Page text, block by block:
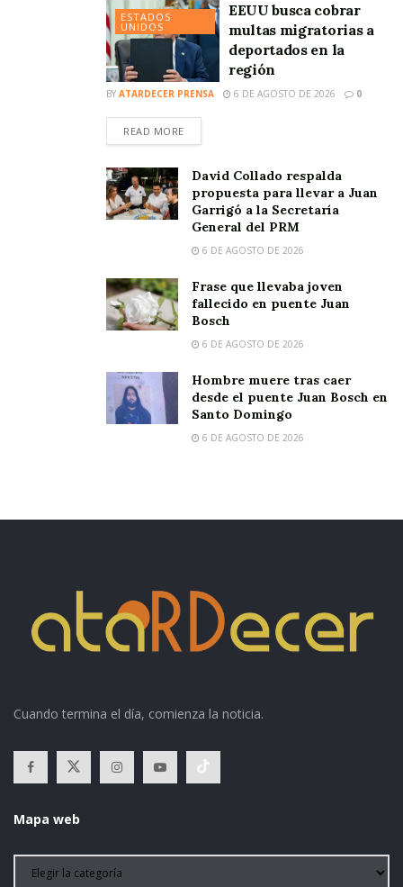
ESTADOS
UNIDOS
EEUU busca cobrar
multas migratorias a
deportados en la
región
BY ATARDECER PRENSA 6 DE AGOSTO DE 2026 0
READ MORE
David Collado respalda
propuesta para llevar a Juan
Garrigó a la Secretaría
General del PRM
6 DE AGOSTO DE 2026
Frase que llevaba joven
fallecido en puente Juan
Bosch
6 DE AGOSTO DE 2026
Hombre muere tras caer
desde el puente Juan Bosch en
Santo Domingo
6 DE AGOSTO DE 2026
Cuando termina el día, comienza la noticia.
Mapa web